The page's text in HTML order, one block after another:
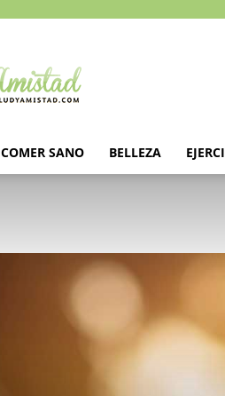
COMER SANO BELLEZA